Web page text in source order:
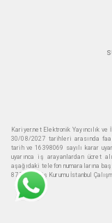
Kariyer.net Elektronik Yayıncılık
30/08/2027 tarihleri arasında
tarih ve 16398069 sayılı karar
uyarınca iş arayanlardan ücret
aşağıdaki telefon numaralarına
87 Türkiye iş Kurumu İstanbul